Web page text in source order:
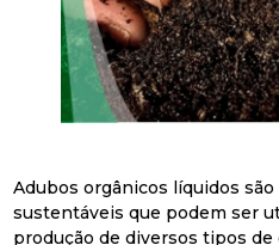
Adubos orgânicos líquidos
sustentáveis que podem ser
produção de diversos tipos